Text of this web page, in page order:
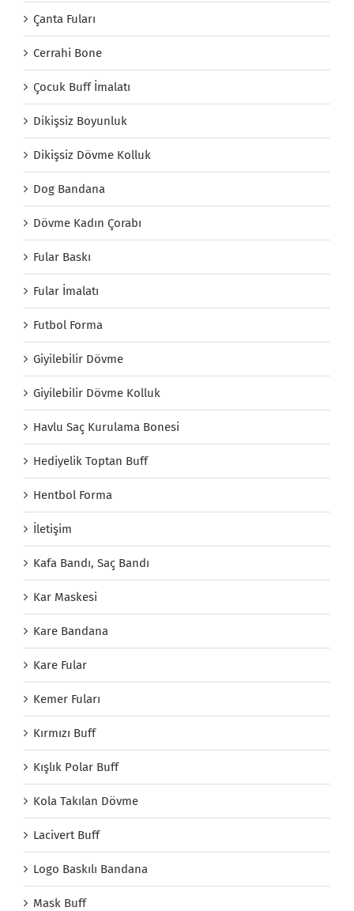
Çanta Fuları
Cerrahi Bone
Çocuk Buff İmalatı
Dikişsiz Boyunluk
Dikişsiz Dövme Kolluk
Dog Bandana
Dövme Kadın Çorabı
Fular Baskı
Fular İmalatı
Futbol Forma
Giyilebilir Dövme
Giyilebilir Dövme Kolluk
Havlu Saç Kurulama Bonesi
Hediyelik Toptan Buff
Hentbol Forma
İletişim
Kafa Bandı, Saç Bandı
Kar Maskesi
Kare Bandana
Kare Fular
Kemer Fuları
Kırmızı Buff
Kışlık Polar Buff
Kola Takılan Dövme
Lacivert Buff
Logo Baskılı Bandana
Mask Buff